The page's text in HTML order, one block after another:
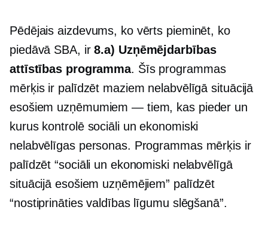
Pēdējais aizdevums, ko vērts pieminēt, ko
piedāvā SBA, ir8.a) Uzņēmējdarbības
attīstības programma. Šīs programmas
mērķis ir palīdzēt maziem nelabvēlīgā situācijā
esošiem uzņēmumiem — tiem, kas pieder un
kurus kontrolē sociāli un ekonomiski
nelabvēlīgas personas. Programmas mērķis ir
palīdzēt “sociāli un ekonomiski nelabvēlīgā
situācijā esošiem uzņēmējiem” palīdzēt
“nostiprināties valdības līgumu slēgšanā”.